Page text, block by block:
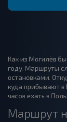
Как из Могилёв
году. Маршруты
остановками.
куда прибывают в
часов ехать в
Маршрут